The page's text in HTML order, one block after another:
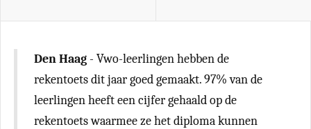
Den Haag - Vwo-leerlingen hebben de
rekentoets dit jaar goed gemaakt. 97% van de
leerlingen heeft een cijfer gehaald op de
rekentoets waarmee ze het diploma kunnen